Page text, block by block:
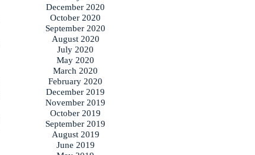
December 2020
October 2020
September 2020
August 2020
July 2020
May 2020
March 2020
February 2020
December 2019
November 2019
October 2019
September 2019
August 2019
June 2019